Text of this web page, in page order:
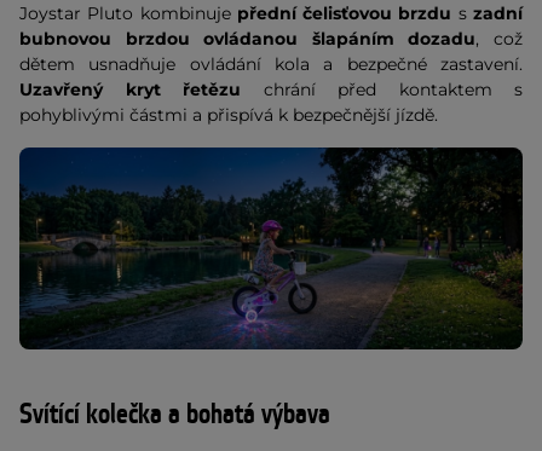
Joystar Pluto kombinuje přední čelisťovou brzdu szadní
bubnovou brzdou ovládanou šlapáním dozadu, což
dětem usnadňuje ovládání kola a bezpečné zastavení.
Uzavřený kryt řetězu chrání před kontaktem s
pohyblivými částmi a přispívá k bezpečnější jízdě.
Svítící kolečka a bohatá výbava